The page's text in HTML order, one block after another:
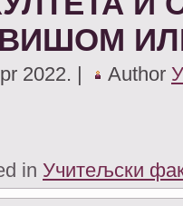
2022. | Author
in Учитељски